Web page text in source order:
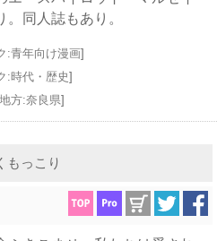
。同人誌もあり。
:青年向け漫画]
:時代・歴史]
方:奈良県]
もっこり